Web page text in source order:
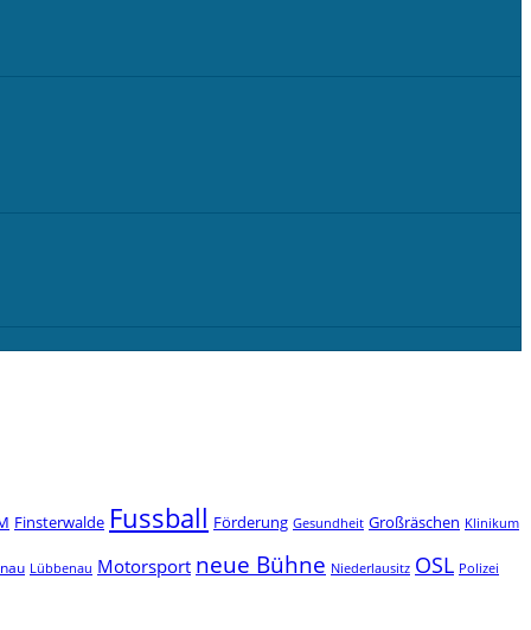
Finsterwalde Fussball Förderung Gesundheit Großräschen Klinikum
Lübbenau Motorsport neue Bühne Niederlausitz OSL Polizei